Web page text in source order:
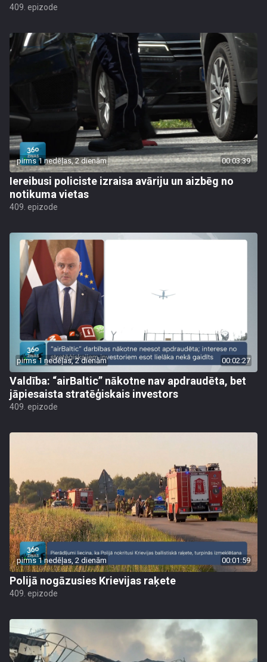
409. epizode
pirms 1 nedēļas, 2 dienām 00:03:39
Iereibusi policiste izraisa avāriju un aizbēg no
notikuma vietas
409. epizode
pirms 1 nedēļas, 2 dienām 00:02:27
Valdība: “airBaltic” nākotne nav apdraudēta, bet
jāpiesaista stratēģiskais investors
409. epizode
pirms 1 nedēļas, 2 dienām 00:01:59
Polijā nogāzusies Krievijas raķete
409. epizode